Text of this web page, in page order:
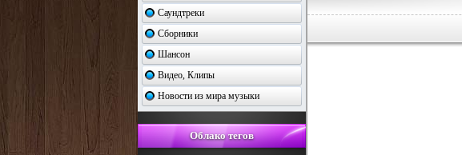
Саундтреки
Сборники
Шансон
Видео, Клипы
Новости из мира музыки
Облако тегов